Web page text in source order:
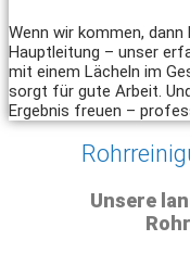
Wenn wir kommen,
Hauptleitung – unser
mit einem Lächeln im
sorgt für gute Arbeit.
Ergebnis freuen –
Unsere